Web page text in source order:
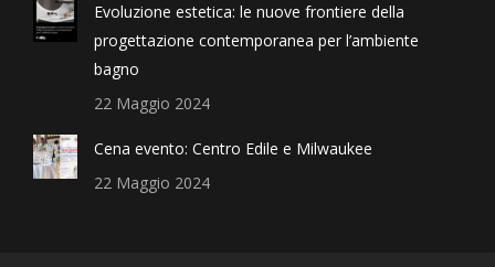
Evoluzione estetica: le nuove frontiere della
progettazione contemporanea per l’ambiente
bagno
22 Maggio 2024
Cena evento: Centro Edile e Milwaukee
22 Maggio 2024